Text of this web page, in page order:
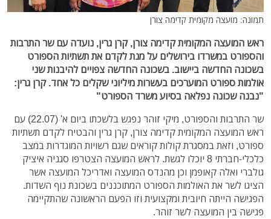
תמונה: מועצה מקומית קדימה צורן
ראש המועצה המקומית קדימה צורן, קרן גרין, נועדה עם שר התרבות
והספורט במשרדו בירושלים על מנת לקדם את תשתיות הספורט
בשכונה החדשה ביישוב. בשכונה החדשה צפויים להיבנות שני
אולמות ספורט המוערכים בעשרות מיליוני שקלים כל אחד. קרן גרין:
"נבנה שכונה נפלאה בסיוע משרד הספורט"
שר התרבות והספורט, מיקי זוהר נפגש בלשכתו ביום א' (22.07) עם
ראש המועצה המקומית קדימה צורן, קרן גרין והבטיח לקדם תשתיות
ספורט, וזאת במסגרת קולות קוראים שגם רשויות המוגדרות במצב
כלכלי-חברתי 8 יוכלו לגשת. לראש המועצה הצטרפו סגניה איציק
גולברי ואלה קאופמן וכן מהנדס המועצה ואדריכל המועצה אשר
הציגו לשר את האולמות הספורט המתוכננים בשכונת נוף השדות.
הפגישה הייתה חיובית ומקצועית וזו הפעם הראשונה שהתקיימה
פגישה בין המועצה לשר זוהר.